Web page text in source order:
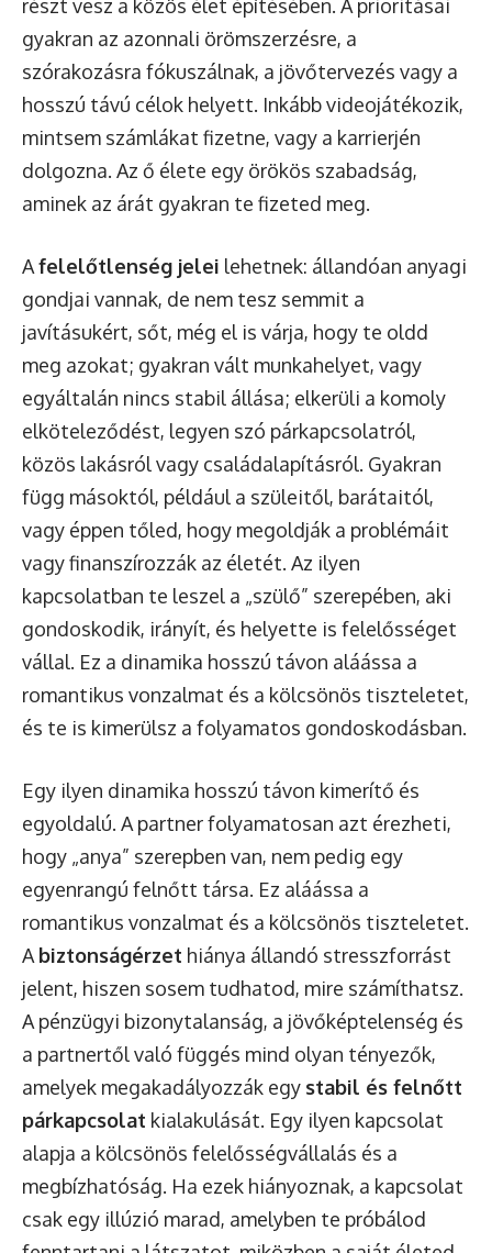
részt vesz a közös élet építésében. A prioritásai
gyakran az azonnali örömszerzésre, a
szórakozásra fókuszálnak, a jövőtervezés vagy a
hosszú távú célok helyett. Inkább videojátékozik,
mintsem számlákat fizetne, vagy a karrierjén
dolgozna. Az ő élete egy örökös szabadság,
aminek az árát gyakran te fizeted meg.
Afelelőtlenség jelei lehetnek: állandóan anyagi
gondjai vannak, de nem tesz semmit a
javításukért, sőt, még el is várja, hogy te oldd
meg azokat; gyakran vált munkahelyet, vagy
egyáltalán nincs stabil állása; elkerüli a komoly
elköteleződést, legyen szó párkapcsolatról,
közös lakásról vagy családalapításról. Gyakran
függ másoktól, például a szüleitől, barátaitól,
vagy éppen tőled, hogy megoldják a problémáit
vagy finanszírozzák az életét. Az ilyen
kapcsolatban te leszel a „szülő” szerepében, aki
gondoskodik, irányít, és helyette is felelősséget
vállal. Ez a dinamika hosszú távon aláássa a
romantikus vonzalmat és a kölcsönös tiszteletet,
és te is kimerülsz a folyamatos gondoskodásban.
Egy ilyen dinamika hosszú távon kimerítő és
egyoldalú. A partner folyamatosan azt érezheti,
hogy „anya” szerepben van, nem pedig egy
egyenrangú felnőtt társa. Ez aláássa a
romantikus vonzalmat és a kölcsönös tiszteletet.
A biztonságérzet hiánya állandó stresszforrást
jelent, hiszen sosem tudhatod, mire számíthatsz.
A pénzügyi bizonytalanság, a jövőképtelenség és
a partnertől való függés mind olyan tényezők,
amelyek megakadályozzák egy stabil és felnőtt
párkapcsolat kialakulását. Egy ilyen kapcsolat
alapja a kölcsönös felelősségvállalás és a
megbízhatóság. Ha ezek hiányoznak, a kapcsolat
csak egy illúzió marad, amelyben te próbálod